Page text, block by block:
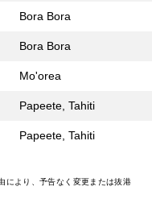
Bora Bora
Bora Bora
Mo'orea
Papeete, Tahiti
Papeete, Tahiti
により、予告なく変更または抜港